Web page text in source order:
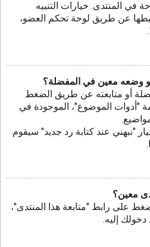
في المنتدى. خيارات التنبيه
عن طريق لوحة تحكم العضو،
وضعه معين في المفضلة؟
أو متابعته عن طريق الضغط
"أدوات الموضوع"، الموجودة في
"نبهني عند كتابة رد جديد" سيقوم
معين؟
على رابط "متابعة هذا المنتدى"،
إليه.